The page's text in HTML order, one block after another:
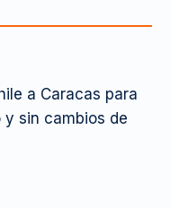
a Caracas para
y sin cambios de